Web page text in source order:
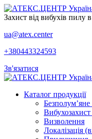
Захист від вибухів пилу в
ua@atex.center
+380443324593
Зв'язатися
Каталог продукції
Безполум’яне
Вибухозахист
Визволення
Локалізація